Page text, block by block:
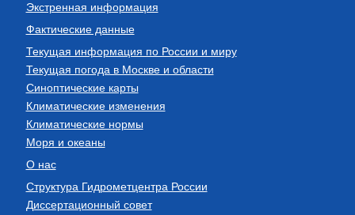
Экстренная информация
Фактические данные
Текущая информация по России и миру
Текущая погода в Москве и области
Синоптические карты
Климатические изменения
Климатические нормы
Моря и океаны
О нас
Структура Гидрометцентра России
Диссертационный совет